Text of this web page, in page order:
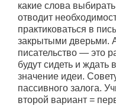
какие слова
отводит
практиковаться в
закрытыми дверьми.
писательство — это
будут сидеть и
значение идеи.
пассивного залога.
второй вариант =